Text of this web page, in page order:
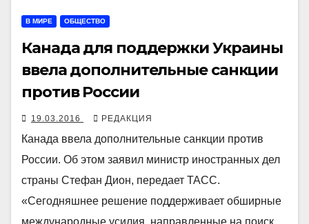
В МИРЕ ОБЩЕСТВО
Канада для поддержки Украины
ввела дополнительные санкции
против России
19.03.2016 РЕДАКЦИЯ
Канада ввела дополнительные санкции против
России. Об этом заявил министр иностранных дел
страны Стефан Дион, передает ТАСС.
«Сегодняшнее решение поддерживает обширные
международные усилия, направленные на поиск